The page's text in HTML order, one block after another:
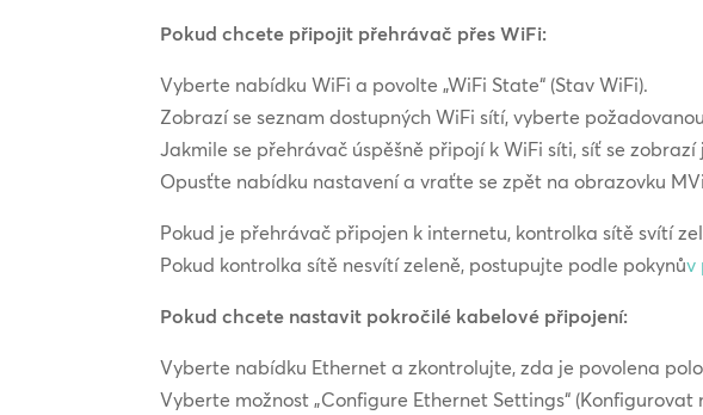
Pokud chcete připojit přehrávač přes WiFi:
Vyberte nabídku WiFi a povolte „WiFi State“ (Stav WiFi).
Zobrazí se seznam dostupných WiFi sítí, vyberte
Jakmile se přehrávač úspěšně připojí k WiFi síti, síť se zobrazí
Opusťte nabídku nastavení a vraťte se zpět na obrazovku
Pokud je přehrávač připojen k internetu, kontrolka sítě svítí
Pokud kontrolka sítě nesvítí zeleně, postupujte podle pokynův
Pokud chcete nastavit pokročilé kabelové připojení:
Vyberte nabídku Ethernet a zkontrolujte, zda je povolena
Vyberte možnost „Configure Ethernet Settings“ (Konfigurovat